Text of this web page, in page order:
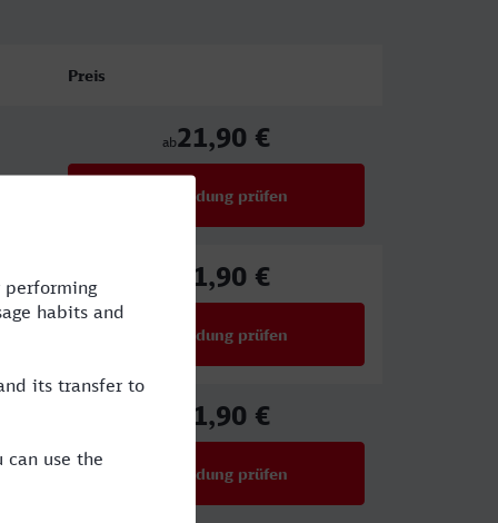
Preis
ab21,90 €
Verbindung prüfen
21,90 €
Verbindung prüfen
21,90 €
Verbindung prüfen